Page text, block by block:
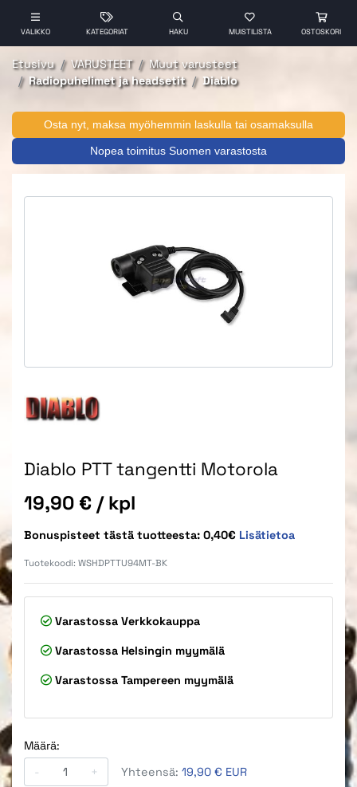
VALIKKO KATEGORIAT HAKU MUISTILISTA OSTOSKORI
Etusivu VARUSTEET
Muut varusteet
Radiopuhelimet ja headsetit
Diablo
Osta nyt, maksa myöhemmin laskulla tai osamaksulla
Nopea toimitus Suomen varastosta
Diablo PTT tangentti Motorola
Hinta
19,90 € / kpl
Bonuspisteet tästä tuotteesta: 0,40€ Lisätietoa
Tuotekoodi: WSHDPTTU94MT-BK
Varastossa Verkkokauppa
Varastossa Helsingin myymälä
Varastossa Tampereen myymälä
Määrä:
-
+ Yhteensä: 19,90 € EUR